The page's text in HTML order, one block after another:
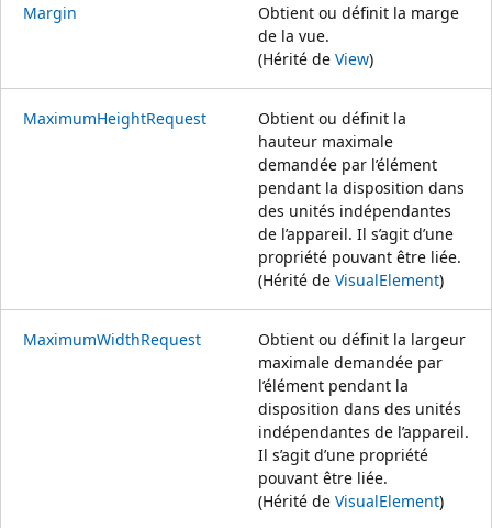
Margin
Obtient ou définit la marge
de la vue.
(Hérité de View)
MaximumHeightRequest
Obtient ou définit la
hauteur maximale
demandée par l’élément
pendant la disposition dans
des unités indépendantes
de l’appareil. Il s’agit d’une
propriété pouvant être liée.
(Hérité de VisualElement)
MaximumWidthRequest
Obtient ou définit la largeur
maximale demandée par
l’élément pendant la
disposition dans des unités
indépendantes de l’appareil.
Il s’agit d’une propriété
pouvant être liée.
(Hérité de VisualElement)